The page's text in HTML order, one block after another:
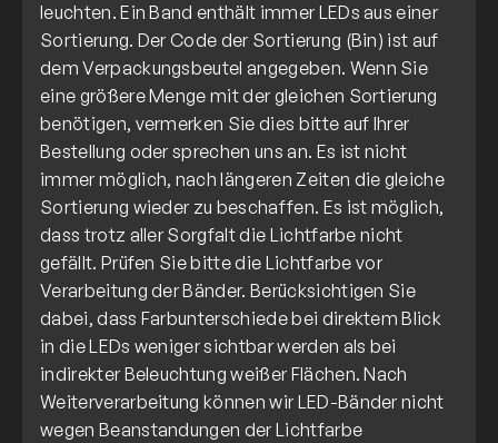
leuchten. Ein Band enthält immer LEDs aus einer
Sortierung. Der Code der Sortierung (Bin) ist auf
dem Verpackungsbeutel angegeben. Wenn Sie
eine größere Menge mit der gleichen Sortierung
benötigen, vermerken Sie dies bitte auf Ihrer
Bestellung oder sprechen uns an. Es ist nicht
immer möglich, nach längeren Zeiten die gleiche
Sortierung wieder zu beschaffen. Es ist möglich,
dass trotz aller Sorgfalt die Lichtfarbe nicht
gefällt. Prüfen Sie bitte die Lichtfarbe vor
Verarbeitung der Bänder. Berücksichtigen Sie
dabei, dass Farbunterschiede bei direktem Blick
in die LEDs weniger sichtbar werden als bei
indirekter Beleuchtung weißer Flächen. Nach
Weiterverarbeitung können wir LED-Bänder nicht
wegen Beanstandungen der Lichtfarbe